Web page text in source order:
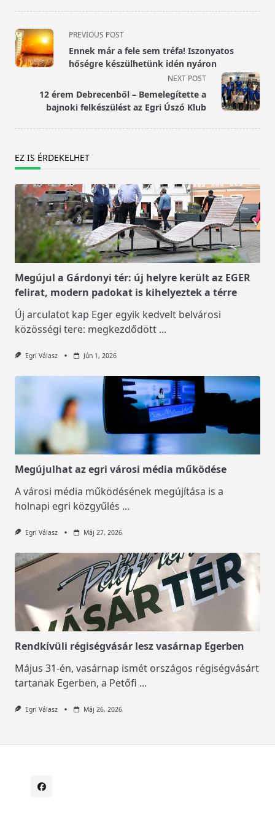
<span
class="nav-
subtitle
reader-
text">Page</span>
PREVIOUS POST
Ennek már a fele sem tréfa! Iszonyatos
hőségre készülhetünk idén nyáron
NEXT POST
12 érem Debrecenből – Bemelegítette a
bajnoki felkészülést az Egri Úszó Klub
EZ IS ÉRDEKELHET
Megújul a Gárdonyi tér: új helyre került az EGER
felirat, modern padokat is kihelyeztek a térre
Új arculatot kap Eger egyik kedvelt belvárosi
közösségi tere: megkezdődött ...
Egri Válasz Jún 1, 2026
Megújulhat az egri városi média működése
A városi média működésének megújítása is a
holnapi egri közgyűlés ...
Egri Válasz Máj 27, 2026
Rendkívüli régiségvásár lesz vasárnap Egerben
Május 31-én, vasárnap ismét országos régiségvásárt
tartanak Egerben, a Petőfi ...
Egri Válasz Máj 26, 2026